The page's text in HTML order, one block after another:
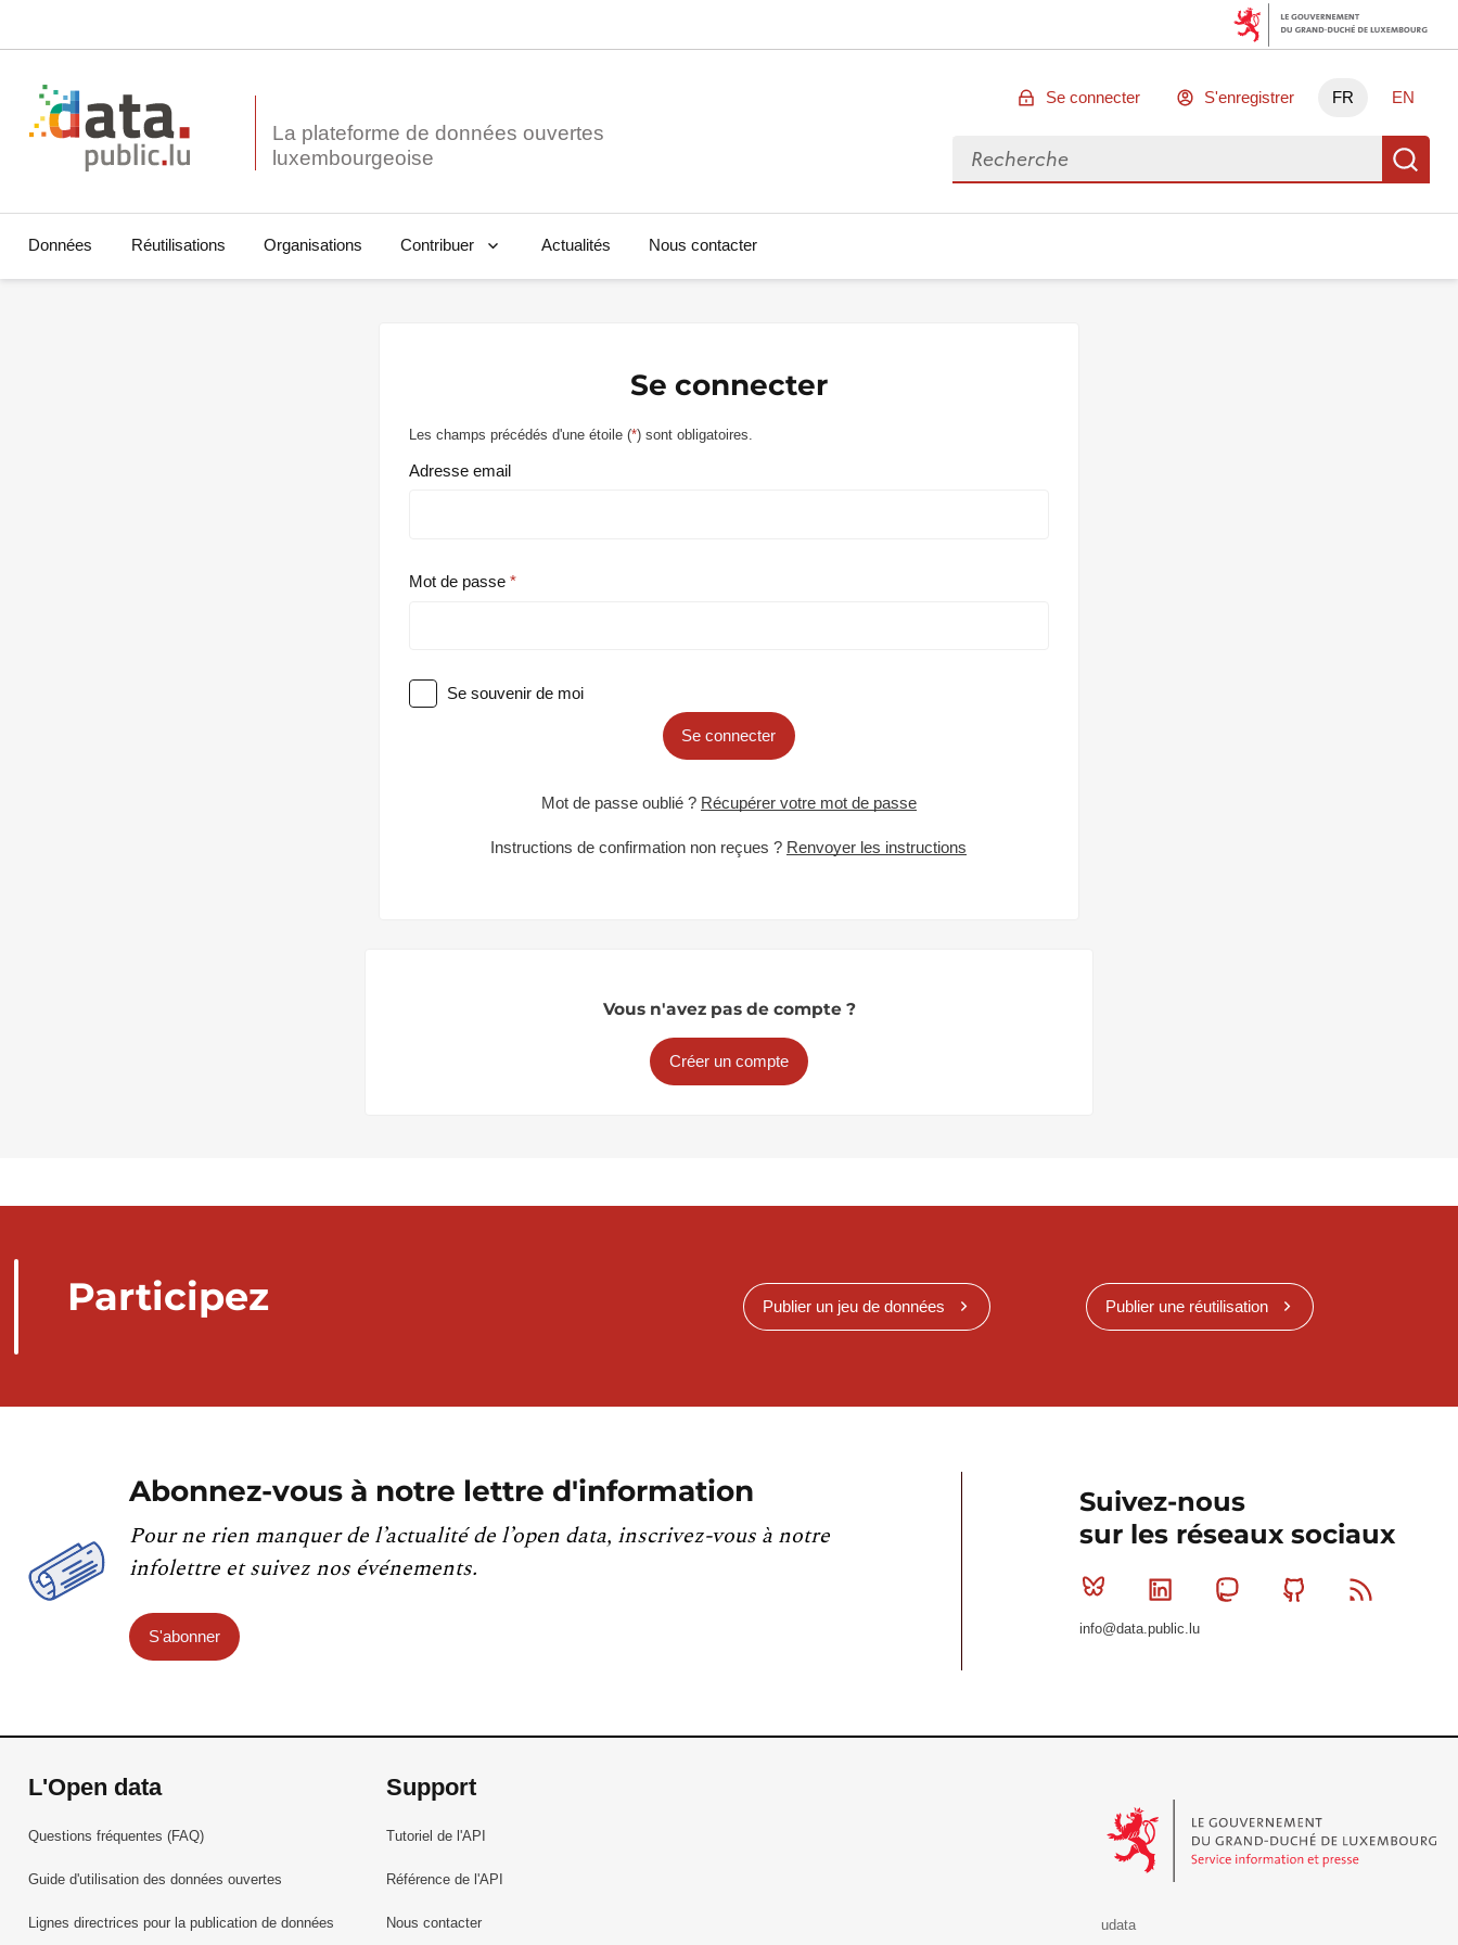
La plateforme de données ouvertes
Se connecter S'enregistrer FR EN
Rechercher des données
Données Réutilisations Organisations Contribuer Actualités Nous contacter
Se connecter
Les champs précédés d'une étoile (*) sont obligatoires.
Adresse email
Mot de passe
Se souvenir de moi
Se connecter
Mot de passe oublié ? Récupérer votre mot de passe
Instructions de confirmation non reçues ? Renvoyer les instructions
Vous n'avez pas de compte ?
Créer un compte
Participez Publier un jeu de données Publier une réutilisation
Abonnez-vous à notre lettre d'information
Pour ne rien manquer de l’actualité de l’open data, inscrivez-vous à notre
infolettre et suivez nos événements.
S'abonner
Suivez-nous
sur les réseaux sociaux
Bluesky Linkedin MastodonGithub
info@data.public.lu
L'Open data
Questions fréquentes (FAQ)
Guide d'utilisation des données ouvertes
Lignes directrices pour la publication de données
Support
Tutoriel de l'API
Référence de l'API
Nous contacter
udata